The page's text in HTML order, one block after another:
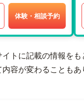
体験・相談予約
トに記載の情報を
容が変わることも